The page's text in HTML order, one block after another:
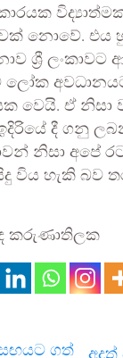
නොවේ. එය
ශ්‍රී
ලෝක
වෙයි. ඒ
දී ගනු
නිසා අපේ
විය හැකි බව
කරුණාතිලක
ගත් අදත්